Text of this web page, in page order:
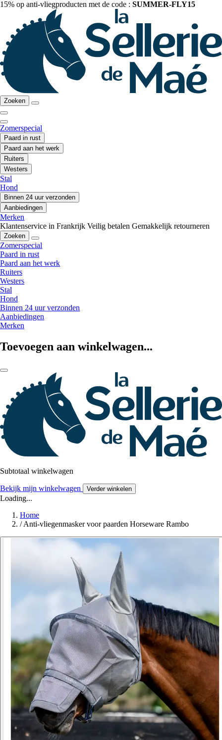
15% op anti-vliegproducten met de code : SUMMER-FLY15
Zoeken
Zomerspecial
Paard in rust
Paard aan het werk
Ruiters
Westers
Stal
Hond
Binnen 24 uur verzonden
Aanbiedingen
Merken
Klantenservice in Frankrijk Veilig betalen Gemakkelijk retourneren
Zoeken
Zomerspecial
Paard in rust
Paard aan het werk
Ruiters
Westers
Stal
Hond
Binnen 24 uur verzonden
Aanbiedingen
Merken
Toevoegen aan winkelwagen...
Subtotaal winkelwagen
Bekijk mijn winkelwagen Verder winkelen
Loading...
Home
/ Anti-vliegenmasker voor paarden Horseware Rambo